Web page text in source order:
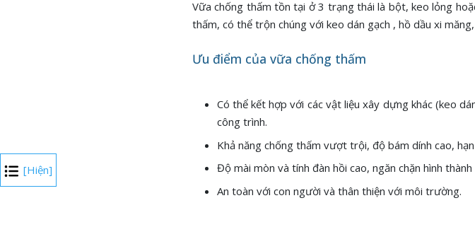
[Hiện]
Vữa chống thấm tồn tại ở 3 trạng thái là bột, keo lỏng
thấm, có thể trộn chúng với keo dán gạch , hồ dầu xi
Ưu điểm của vữa chống thấm
Có thể kết hợp với các vật liệu xây dựng khác (keo
công trình.
Khả năng chống thấm vượt trội, độ bám dính cao,
Độ mài mòn và tính đàn hồi cao, ngăn chặn hình
An toàn với con người và thân thiện với môi trường.